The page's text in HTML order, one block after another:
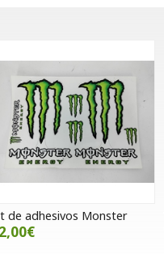
de adhesivos Monster